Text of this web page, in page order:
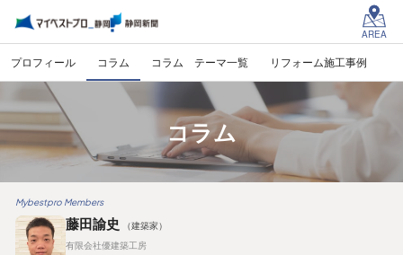
AREA
プロフィール コラム コラム テーマ一覧 リフォーム施工事例
コラム
Mybestpro Members
藤田諭史
（建築家）
有限会社優建築工房